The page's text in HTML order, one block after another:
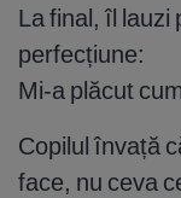
La final, îl lauzi
perfecțiune:
Mi-a plăcut
Copilul învață
face, nu ceva